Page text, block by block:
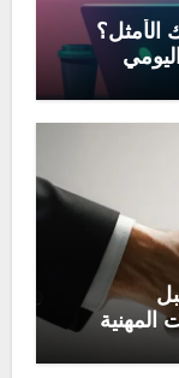
الأمثل؟